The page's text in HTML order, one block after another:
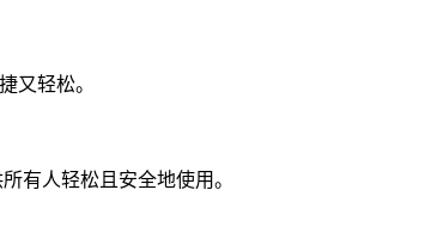
又轻松。
有人轻松且安全地使用。